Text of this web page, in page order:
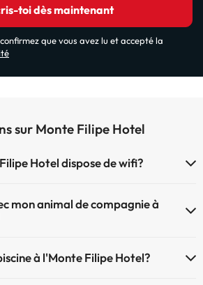
toi dès maintenant
que vous avez lu et accepté la
sur Monte Filipe Hotel
Hotel dispose de wifi?
mon animal de compagnie à
à l'Monte Filipe Hotel?